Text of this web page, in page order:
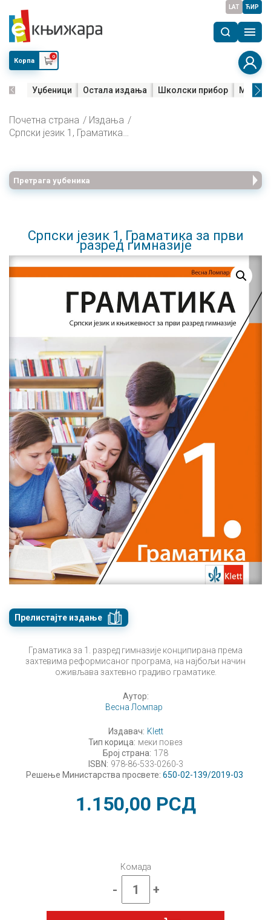
LAT ЋИР
Корпа
0
Уџбеници Остала издања Школски прибор Мала
Почетна страна
Издања
Српски језик 1, Граматика за први разред гимназије
Претрага уџбеника
Прелистајте издање
Српски језик 1, Граматика за први
разред гимназије
Граматика за 1. разред гимназије конципирана према
захтевима реформисаног програма, на најбољи начин
оживљава захтевно градиво граматике.
Аутор:
Весна Ломпар
Издавач: Klett
Тип корица: меки повез
Број страна: 178
ISBN: 978-86-533-0260-3
Решење Министарства просвете: 650-02-139/2019-03
1.150,00 РСД
Комада
-
Српски
језик
+